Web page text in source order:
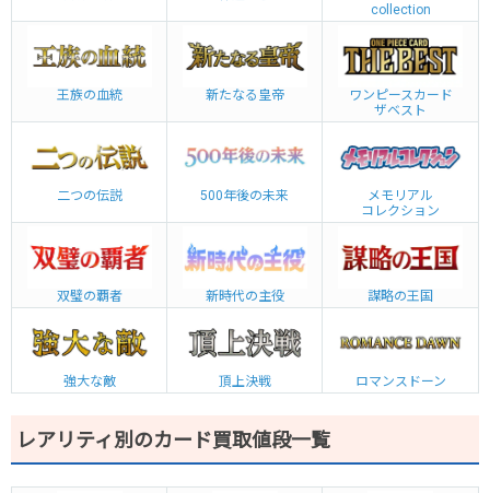
collection
王族の血統 新たなる皇帝
ワンピースカード
ザベスト
二つの伝説 500年後の未来
メモリアル
コレクション
双璧の覇者 新時代の主役 謀略の王国
強大な敵 頂上決戦 ロマンスドーン
レアリティ別のカード買取値段一覧